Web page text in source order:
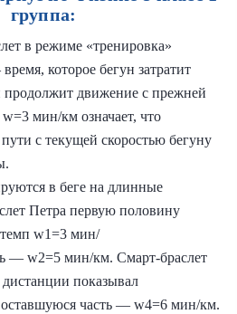
группа:
в режиме «тренировка»
которое бегун затратит
продолжит движение с прежней
мин/км означает, что
с текущей скоростью бегуну
в беге на длинные
Петра первую половину
w1=3 мин/
— w2=5 мин/км. Смарт‑браслет
показывал
часть — w4=6 мин/км.